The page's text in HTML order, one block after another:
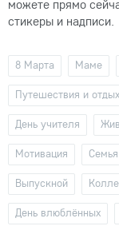
можете прямо
стикеры и надписи.
8 Марта Маме
Путешествия и отдых
День учителя
Мотивация Семья
Выпускной
День влюблённых